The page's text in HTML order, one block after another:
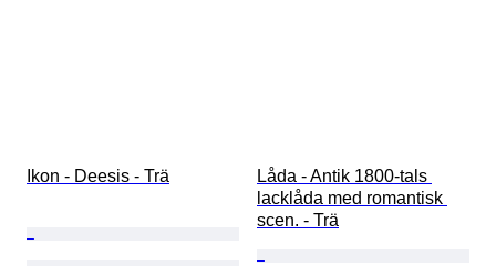
Ikon - Deesis - Trä
Låda - Antik 1800-tals
lacklåda med romantisk
scen. - Trä